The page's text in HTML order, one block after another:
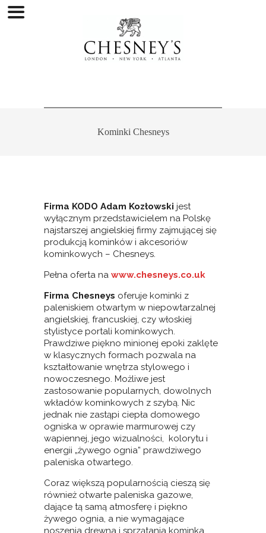
Kominki Chesneys
Firma KODO Adam Kozłowski jest
wyłącznym przedstawicielem na Polskę
najstarszej angielskiej firmy zajmującej się
produkcją kominków i akcesoriów
kominkowych – Chesneys.
Pełna oferta na www.chesneys.co.uk
Firma Chesneys oferuje kominki z
paleniskiem otwartym w niepowtarzalnej
angielskiej, francuskiej, czy włoskiej
stylistyce portali kominkowych.
Prawdziwe piękno minionej epoki zaklęte
w klasycznych formach pozwala na
kształtowanie wnętrza stylowego i
nowoczesnego. Możliwe jest
zastosowanie popularnych, dowolnych
wkładów kominkowych z szybą. Nic
jednak nie zastąpi ciepła domowego
ogniska w oprawie marmurowej czy
wapiennej, jego wizualności, kolorytu i
energii „żywego ognia” prawdziwego
paleniska otwartego.
Coraz większą popularnością cieszą się
również otwarte paleniska gazowe,
dające tą samą atmosferę i piękno
żywego ognia, a nie wymagające
noszenia drewna i sprzątania kominka.